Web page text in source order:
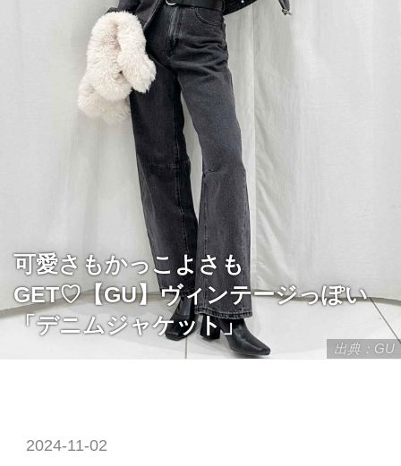
出典：GU
可愛さもかっこよさも
GET♡【GU】ヴィンテージっぽい
「デニムジャケット」
2024-11-02